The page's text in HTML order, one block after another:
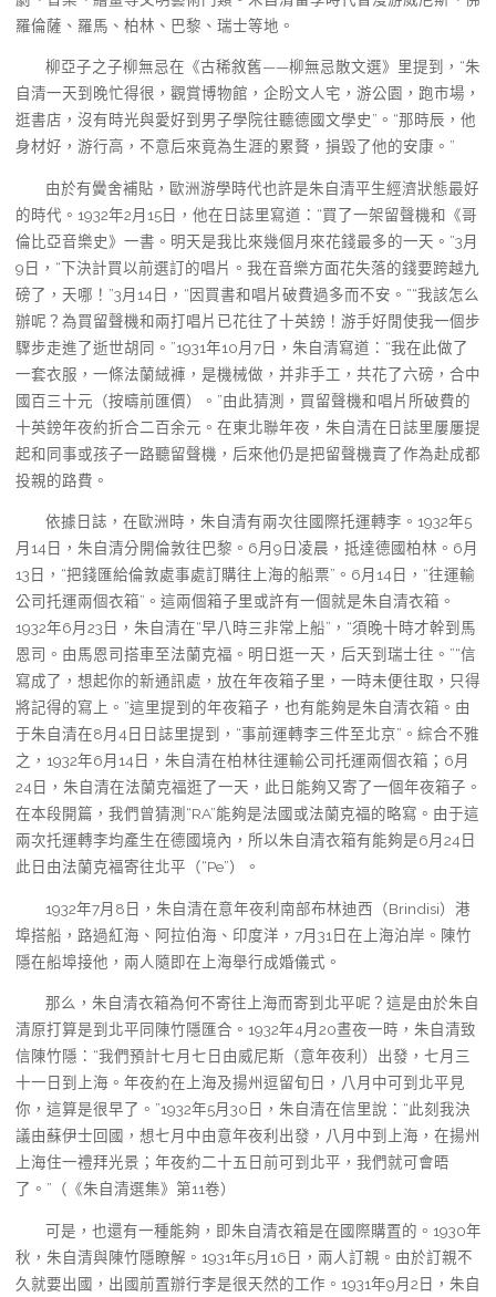
羅倫薩、羅馬、柏林、巴黎、瑞士等地。
柳亞子之子柳無忌在《古稀敘舊——柳無忌散文選》里提到，“朱
自清一天到晚忙得很，觀賞博物館，企盼文人宅，游公園，跑市場，
逛書店，沒有時光與愛好到男子學院往聽德國文學史”。“那時辰，他
身材好，游行高，不意后來竟為生涯的累贅，損毀了他的安康。”
由於有黌舍補貼，歐洲游學時代也許是朱自清平生經濟狀態最好
的時代。1932年2月15日，他在日誌里寫道：“買了一架留聲機和《哥
倫比亞音樂史》一書。明天是我比來幾個月來花錢最多的一天。”3月
9日，“下決計買以前選訂的唱片。我在音樂方面花失落的錢要跨越九
磅了，天哪！”3月14日，“因買書和唱片破費過多而不安。”“我該怎么
辦呢？為買留聲機和兩打唱片已花往了十英鎊！游手好閒使我一個步
驟步走進了逝世胡同。”1931年10月7日，朱自清寫道：“我在此做了
一套衣服，一條法蘭絨褲，是機械做，并非手工，共花了六磅，合中
國百三十元（按疇前匯價）。”由此猜測，買留聲機和唱片所破費的
十英鎊年夜約折合二百余元。在東北聯年夜，朱自清在日誌里屢屢提
起和同事或孩子一路聽留聲機，后來他仍是把留聲機賣了作為赴成都
投親的路費。
依據日誌，在歐洲時，朱自清有兩次往國際托運轉李。1932年5
月14日，朱自清分開倫敦往巴黎。6月9日凌晨，抵達德國柏林。6月
13日，“把錢匯給倫敦處事處訂購往上海的船票”。6月14日，“往運輸
公司托運兩個衣箱”。這兩個箱子里或許有一個就是朱自清衣箱。
1932年6月23日，朱自清在“早八時三非常上船”，“須晚十時才幹到馬
恩司。由馬恩司搭車至法蘭克福。明日逛一天，后天到瑞士往。”“信
寫成了，想起你的新通訊處，放在年夜箱子里，一時未便往取，只得
將記得的寫上。”這里提到的年夜箱子，也有能夠是朱自清衣箱。由
于朱自清在8月4日日誌里提到，“事前運轉李三件至北京”。綜合不雅
之，1932年6月14日，朱自清在柏林往運輸公司托運兩個衣箱；6月
24日，朱自清在法蘭克福逛了一天，此日能夠又寄了一個年夜箱子。
在本段開篇，我們曾猜測“RA”能夠是法國或法蘭克福的略寫。由于這
兩次托運轉李均產生在德國境內，所以朱自清衣箱有能夠是6月24日
此日由法蘭克福寄往北平（“Pe”）。
1932年7月8日，朱自清在意年夜利南部布林迪西（Brindisi）港
埠搭船，路過紅海、阿拉伯海、印度洋，7月31日在上海泊岸。陳竹
隱在船埠接他，兩人隨即在上海舉行成婚儀式。
那么，朱自清衣箱為何不寄往上海而寄到北平呢？這是由於朱自
清原打算是到北平同陳竹隱匯合。1932年4月20晝夜一時，朱自清致
信陳竹隱：“我們預計七月七日由威尼斯（意年夜利）出發，七月三
十一日到上海。年夜約在上海及揚州逗留旬日，八月中可到北平見
你，這算是很早了。”1932年5月30日，朱自清在信里說：“此刻我決
議由蘇伊士回國，想七月中由意年夜利出發，八月中到上海，在揚州
上海住一禮拜光景；年夜約二十五日前可到北平，我們就可會晤
了。”（《朱自清選集》第11卷）
可是，也還有一種能夠，即朱自清衣箱是在國際購置的。1930年
秋，朱自清與陳竹隱瞭解。1931年5月16日，兩人訂親。由於訂親不
久就要出國，出國前置辦行李是很天然的工作。1931年9月2日，朱自